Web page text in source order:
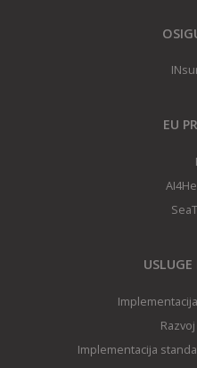
EU
USLUGE
Implementacija